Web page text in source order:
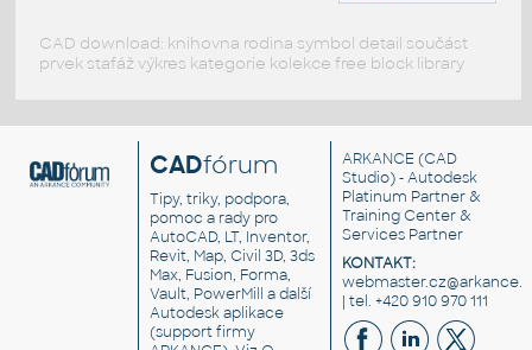
CAD download: knihovna rodina symbol detail součást
prvek stafáž výkres kategorie kolekce free block library
CADfórum
Tipy, triky, podpora,
pomoc a rady pro
AutoCAD, LT, Inventor,
Revit, Map, Civil 3D, 3ds
Max, Fusion, Forma,
Vault, PowerMill a další
Autodesk aplikace
(support firmy
ARKANCE (CAD
Studio) - Autodesk
Platinum Partner &
Training Center &
Services Partner
KONTAKT:
| tel. +420 910 970 111